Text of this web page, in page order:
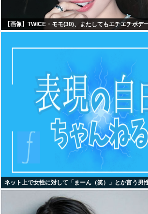
【画像】TWICE・モモ(30)、またしてもエチエチボデ
ネット上で女性に対して「まーん（笑）」とか言う男性